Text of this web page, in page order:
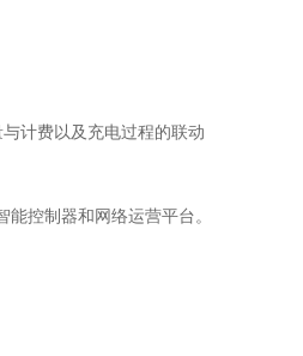
计费以及充电过程的联动
控制器和网络运营平台。